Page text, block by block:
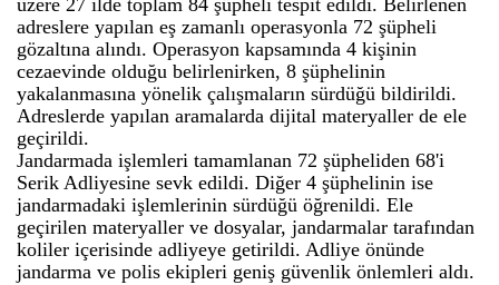
üzere 27 ilde toplam 84 şüpheli tespit edildi. Belirlenen
adreslere yapılan eş zamanlı operasyonla 72 şüpheli
gözaltına alındı. Operasyon kapsamında 4 kişinin
cezaevinde olduğu belirlenirken, 8 şüphelinin
yakalanmasına yönelik çalışmaların sürdüğü bildirildi.
Adreslerde yapılan aramalarda dijital materyaller de ele
geçirildi.
Jandarmada işlemleri tamamlanan 72 şüpheliden 68'i
Serik Adliyesine sevk edildi. Diğer 4 şüphelinin ise
jandarmadaki işlemlerinin sürdüğü öğrenildi. Ele
geçirilen materyaller ve dosyalar, jandarmalar tarafından
koliler içerisinde adliyeye getirildi. Adliye önünde
jandarma ve polis ekipleri geniş güvenlik önlemleri aldı.